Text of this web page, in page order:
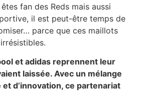
fan des Reds mais aussi
il est peut-être temps de
parce que ces maillots
et adidas reprennent leur
laissée. Avec un mélange
d’innovation, ce partenariat